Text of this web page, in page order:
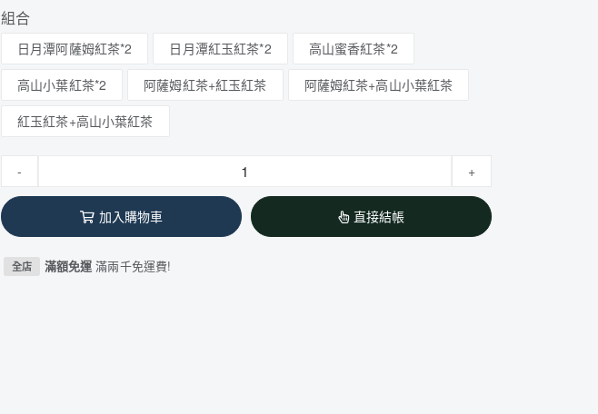
組合
日月潭阿薩姆紅茶*2 日月潭紅玉紅茶*2
高山蜜香紅茶*2
高山小葉紅茶*2
阿薩姆紅茶+紅玉紅茶
阿薩姆紅茶+高山小葉紅茶
紅玉紅茶+高山小葉紅茶
- +
加入購物車 直接結帳
全店 滿額免運滿兩千免運費!